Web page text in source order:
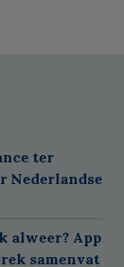
ter
Nederlandse
alweer? App
samenvat